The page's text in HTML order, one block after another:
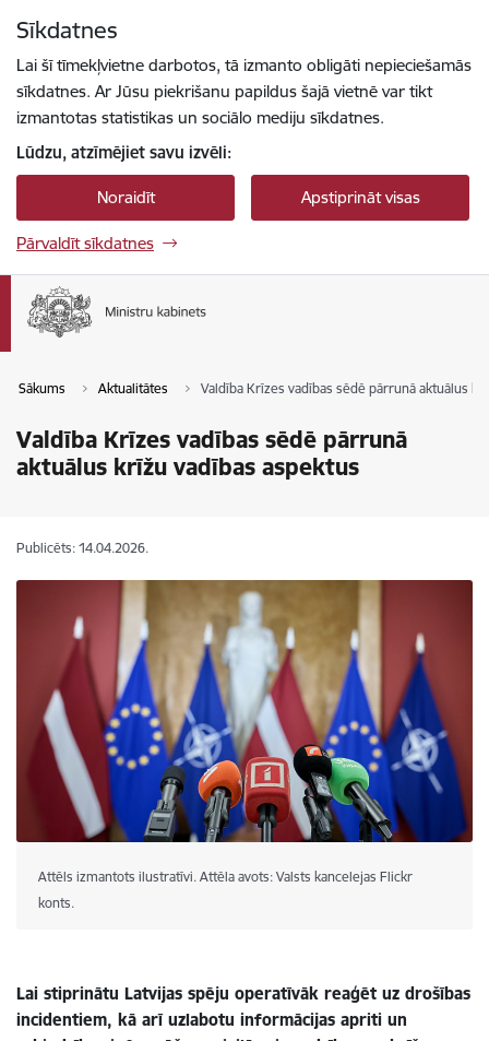
Sīkdatnes
Lai šī tīmekļvietne darbotos, tā izmanto obligāti nepieciešamās
sīkdatnes. Ar Jūsu piekrišanu papildus šajā vietnē var tikt
izmantotas statistikas un sociālo mediju sīkdatnes.
Lūdzu, atzīmējiet savu izvēli:
Noraidīt Apstiprināt visas
Pārvaldīt sīkdatnes
Sākums Aktualitātes Valdība Krīzes vadības sēdē pārrunā aktuālus
Valdība Krīzes vadības sēdē pārrunā
aktuālus krīžu vadības aspektus
Publicēts: 14.04.2026.
Attēls izmantots ilustratīvi. Attēla avots: Valsts kancelejas Flickr
konts.
Lai stiprinātu Latvijas spēju operatīvāk reaģēt uz drošības
incidentiem, kā arī uzlabotu informācijas apriti un